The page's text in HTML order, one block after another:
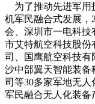
为了推动先进军用
机军民融合式发展，
会、深圳市一电科技
市艾特航空科技股份
司、国鹰航空科技有
沙中部翼天智能装备
司等30多家军地无人
军民融合无人化装备